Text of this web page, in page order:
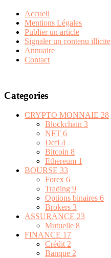
Accueil
Mentions Légales
Publier un article
Signaler un contenu illicite
Annuaire
Contact
Categories
CRYPTO MONNAIE 28
Blockchain 3
NFT 6
Defi 4
Bitcoin 8
Ethereum 1
BOURSE 33
Forex 6
Trading 9
Options binaires 6
Brokers 3
ASSURANCE 23
Mutuelle 8
FINANCE 17
Crédit2
Banque 2